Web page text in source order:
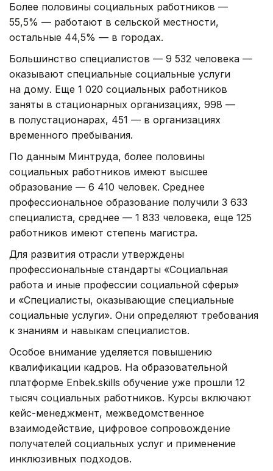
Более половины социальных работников —
55,5% — работают в сельской местности,
остальные 44,5% — в городах.
Большинство специалистов — 9 532 человека —
оказывают специальные социальные услуги
на дому. Еще 1 020 социальных работников
заняты в стационарных организациях, 998 —
в полустационарах, 451 — в организациях
временного пребывания.
По данным Минтруда, более половины
социальных работников имеют высшее
образование — 6 410 человек. Среднее
профессиональное образование получили 3 633
специалиста, среднее — 1 833 человека, еще 125
работников имеют степень магистра.
Для развития отрасли утверждены
профессиональные стандарты «Социальная
работа и иные профессии социальной сферы»
и «Специалисты, оказывающие специальные
социальные услуги». Они определяют требования
к знаниям и навыкам специалистов.
Особое внимание уделяется повышению
квалификации кадров. На образовательной
платформе Enbek.skills обучение уже прошли 12
тысяч социальных работников. Курсы включают
кейс-менеджмент, межведомственное
взаимодействие, цифровое сопровождение
получателей социальных услуг и применение
инклюзивных подходов.